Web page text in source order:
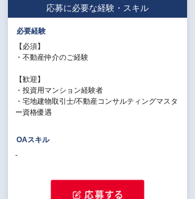
応募に必要な経験・スキル
必要経験
【必須】
・不動産仲介のご経験
【歓迎】
・投資用マンション経験者
・宅地建物取引⼠/不動産コンサルティングマスタ
ー資格優遇
OAスキル
-